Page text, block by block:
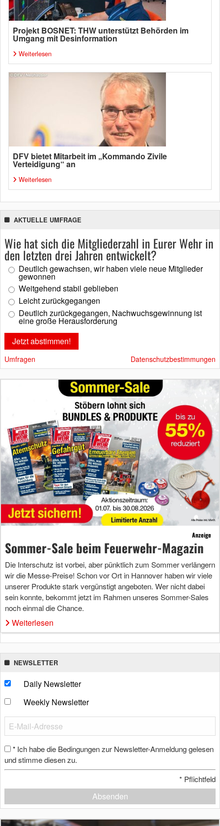
Projekt BOSNET: THW unterstützt Behörden im
Umgang mit Desinformation
Weiterlesen
DFV bietet Mitarbeit im „Kommando Zivile
Verteidigung“ an
Weiterlesen
AKTUELLE UMFRAGE
Wie hat sich die Mitgliederzahl in Eurer Wehr in
den letzten drei Jahren entwickelt?
Deutlich gewachsen, wir haben viele neue Mitglieder
gewonnen
Weitgehend stabil geblieben
Leicht zurückgegangen
Deutlich zurückgegangen, Nachwuchsgewinnung ist
eine große Herausforderung
Umfragen Datenschutzbestimmungen
Anzeige
Sommer-Sale beim Feuerwehr-Magazin
Die Interschutz ist vorbei, aber pünktlich zum Sommer verlängern
wir die Messe-Preise! Schon vor Ort in Hannover haben wir viele
unserer Produkte stark vergünstigt angeboten. Wer nicht dabei
sein konnte, bekommt jetzt im Rahmen unseres Sommer-Sales
noch einmal die Chance.
Weiterlesen
NEWSLETTER
Daily Newsletter
Weekly Newsletter
* Ich habe die Bedingungen zur Newsletter-Anmeldung gelesen
und stimme diesen zu.
* Pflichtfeld
Absenden